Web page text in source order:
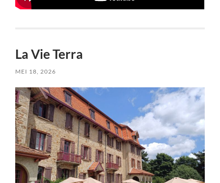
La Vie Terra
MEI 18, 2026